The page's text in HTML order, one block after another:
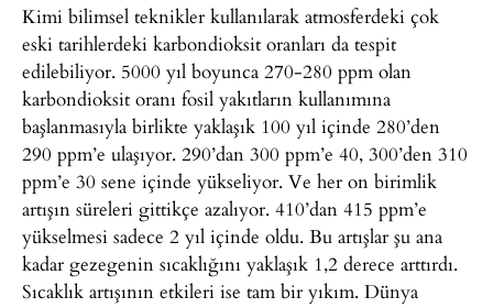
Kimi bilimsel teknikler kullanılarak atmosferdeki çok
eski tarihlerdeki karbondioksit oranları da tespit
edilebiliyor. 5000 yıl boyunca 270-280 ppm olan
karbondioksit oranı fosil yakıtların kullanımına
başlanmasıyla birlikte yaklaşık 100 yıl içinde 280’den
290 ppm’e ulaşıyor. 290’dan 300 ppm’e 40, 300’den 310
ppm’e 30 sene içinde yükseliyor. Ve her on birimlik
artışın süreleri gittikçe azalıyor. 410’dan 415 ppm’e
yükselmesi sadece 2 yıl içinde oldu. Bu artışlar şu ana
kadar gezegenin sıcaklığını yaklaşık 1,2 derece arttırdı.
Sıcaklık artışının etkileri ise tam bir yıkım. Dünya